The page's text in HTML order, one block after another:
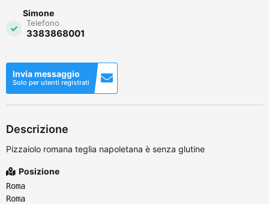
Simone
Telefono
3383868001
Invia messaggio
Solo per utenti registrati
Descrizione
Pizzaiolo romana teglia napoletana è senza glutine
Posizione
Roma
Roma